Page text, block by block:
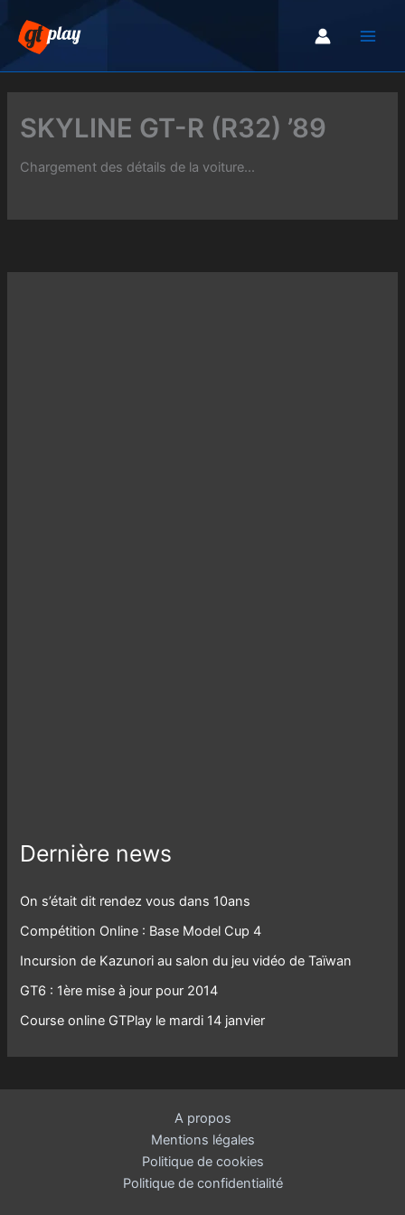
contenu
SKYLINE GT-R (R32) ’89
Chargement des détails de la voiture...
Dernière news
On s’était dit rendez vous dans 10ans
Compétition Online : Base Model Cup 4
Incursion de Kazunori au salon du jeu vidéo de Taïwan
GT6 : 1ère mise à jour pour 2014
Course online GTPlay le mardi 14 janvier
A propos
Mentions légales
Politique de cookies
Politique de confidentialité